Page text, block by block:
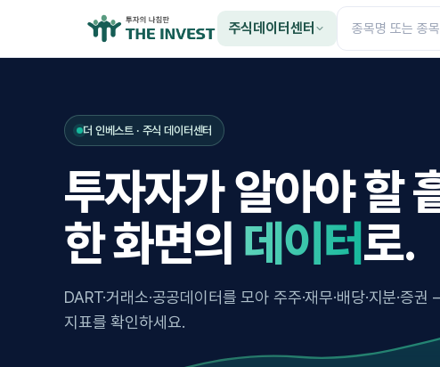
주식데이터센터
더 인베스트 · 주식 데이터센터
투자자가 알아야 할
한 화면의 데이터로.
DART·거래소·공공데이터를 모아 주주·재무·배당·지분·증
지표를 확인하세요.